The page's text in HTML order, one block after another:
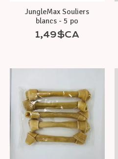
JungleMax Souliers
blancs - 5 po
1,49$CA